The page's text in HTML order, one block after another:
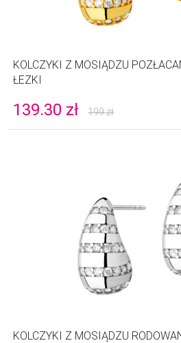
KOLCZYKI Z MOSIĄDZU
ŁEZKI
139.30 zł 199zł
KOLCZYKI Z MOSIĄDZU